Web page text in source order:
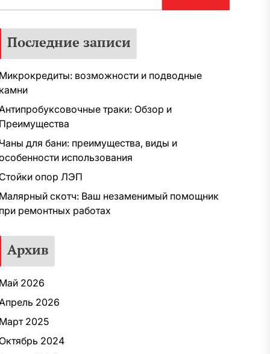
Последние записи
Микрокредиты: возможности и подводные
камни
траки: Обзор и
Преимущества
Чаны для бани: преимущества, виды и
использования
Стойки опор ЛЭП
Малярный скотч: Ваш незаменимый помощник
при ремонтных работах
Архив
Май 2026
2026
Март 2025
Октябрь 2024